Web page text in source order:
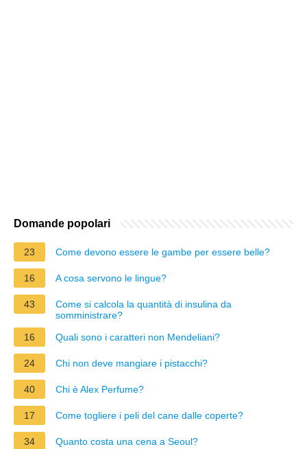
Domande popolari
23 Come devono essere le gambe per essere belle?
16 A cosa servono le lingue?
43
Come si calcola la quantità di insulina da
somministrare?
16
Quali sono i caratteri non Mendeliani?
24 Chi non deve mangiare i pistacchi?
40 Chi è Alex Perfume?
17 Come togliere i peli del cane dalle coperte?
34 Quanto costa una cena a Seoul?